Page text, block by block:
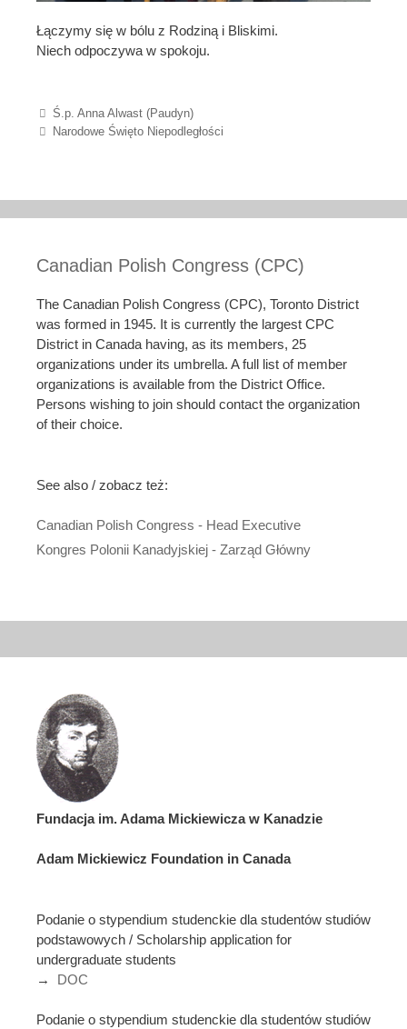
Łączymy się w bólu z Rodziną i Bliskimi.
Niech odpoczywa w spokoju.
Post navigation
Ś.p. Anna Alwast (Paudyn)
Narodowe Święto Niepodległości
Canadian Polish Congress (CPC)
The Canadian Polish Congress (CPC), Toronto District
was formed in 1945. It is currently the largest CPC
District in Canada having, as its members, 25
organizations under its umbrella. A full list of member
organizations is available from the District Office.
Persons wishing to join should contact the organization
of their choice.
See also / zobacz też:
Canadian Polish Congress - Head Executive
Kongres Polonii Kanadyjskiej - Zarząd Główny
Fundacja im. Adama Mickiewicza w Kanadzie
Adam Mickiewicz Foundation in Canada
Podanie o stypendium studenckie dla studentów studiów
podstawowych / Scholarship application for
undergraduate students
→ DOC
Podanie o stypendium studenckie dla studentów studiów